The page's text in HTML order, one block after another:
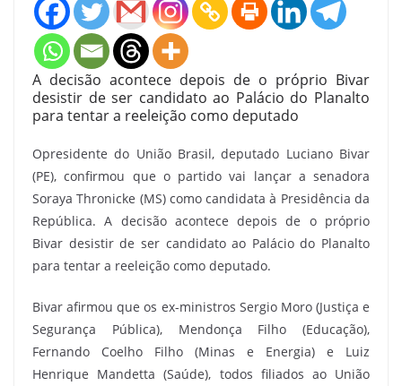
A decisão acontece depois de o próprio Bivar
desistir de ser candidato ao Palácio do Planalto
para tentar a reeleição como deputado
Opresidente do União Brasil, deputado Luciano Bivar
(PE), confirmou que o partido vai lançar a senadora
Soraya Thronicke (MS) como candidata à Presidência da
República. A decisão acontece depois de o próprio
Bivar desistir de ser candidato ao Palácio do Planalto
para tentar a reeleição como deputado.
Bivar afirmou que os ex-ministros Sergio Moro (Justiça e
Segurança Pública), Mendonça Filho (Educação),
Fernando Coelho Filho (Minas e Energia) e Luiz
Henrique Mandetta (Saúde), todos filiados ao União